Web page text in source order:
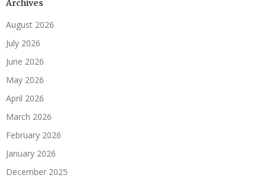
Archives
August 2026
July 2026
June 2026
May 2026
April 2026
March 2026
February 2026
January 2026
December 2025